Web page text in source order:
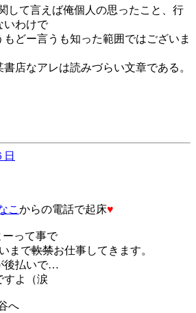
して言えば俺個人の思ったこと、行
いわけで
どー言うも知った範囲ではございま
店なアレは読みづらい文章である。
こ からの電話で起床♥
って事で
まで軟禁お仕事してきます。
後払いで…
すよ（涙
へ